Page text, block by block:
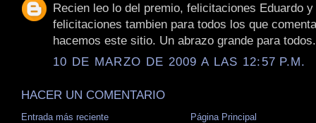
Recien leo lo del premio, felicitaciones Eduardo
felicitaciones tambien para todos los que
hacemos este sitio. Un abrazo grande para todos.
10 DE MARZO DE 2009 A LAS 12:57 P.M.
HACER UN COMENTARIO
Entrada más reciente Página Principal